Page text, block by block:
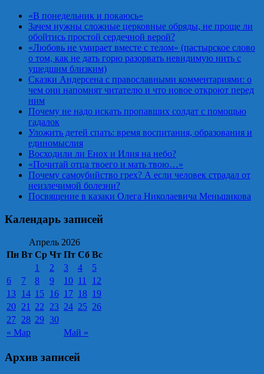
«В понедельник и покаюсь»
Зачем нужны сложные церковные обряды, не проще ли
обойтись простой сердечной верой?
«Любовь не умирает вместе с телом» (пастырское слово
о том, как не дать горю разорвать невидимую нить с
ушедшим близким)
Сказки Андерсена с православными комментариями: о
чем они напомнят читателю и что новое откроют перед
ним
Почему не надо искать пропавших солдат с помощью
гадалок
Уложить детей спать: время воспитания, образования и
единомыслия
Восходили ли Енох и Илия на небо?
«Почитай отца твоего и мать твою…»
Почему самоубийство грех? А если человек страдал от
неизлечимой болезни?
Посвящение в казаки Олега Николаевича Меньшикова
Календарь записей
Апрель 2026
Пн Вт Ср Чт Пт Сб Вс
« Мар Май »
1 2 3 4
5
6
7 8 9 10 11
12
13 14 15 16 17 18 19
20 21 22 23 24 25 26
27 28 29 30
Архив записей